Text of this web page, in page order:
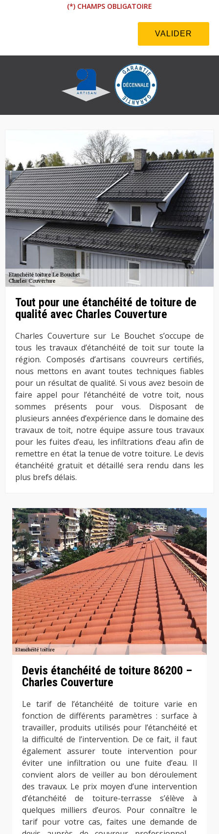
(*) CHAMPS OBLIGATOIRE
Tout pour une étanchéité de toiture de
qualité avec Charles Couverture
Charles Couverture sur Le Bouchet s’occupe de
tous les travaux d’étanchéité de toit sur toute la
région. Composés d’artisans couvreurs certifiés,
nous mettons en avant toutes techniques fiables
pour un résultat de qualité. Si vous avez besoin de
faire appel pour l’étanchéité de votre toit, nous
sommes présents pour vous. Disposant de
plusieurs années d’expérience dans le domaine des
travaux de toit, notre équipe assure tous travaux
pour les fuites d’eau, les infiltrations d’eau afin de
remettre en état la tenue de votre toiture. Le devis
étanchéité gratuit et détaillé sera rendu dans les
plus brefs délais.
Devis étanchéité de toiture 86200 –
Charles Couverture
Le tarif de l’étanchéité de toiture varie en
fonction de différents paramètres : surface à
travailler, produits utilisés pour l’étanchéité et
la difficulté de l’intervention. De ce fait, il faut
également assurer toute intervention pour
éviter une infiltration ou une fuite d’eau. Il
convient alors de veiller au bon déroulement
des travaux. Le prix moyen d’une intervention
d’étanchéité de toiture-terrasse s’élève à
quelques milliers d’euros. Pour connaître le
tarif pour votre cas, faites une demande de